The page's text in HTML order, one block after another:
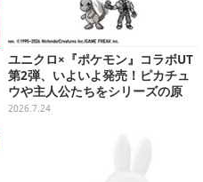
ユニクロ×『ポケモン』コラボUT
第2弾、いよいよ発売！ピカチュ
ウや主人公たちをシリーズの原
点、モノクロのゲームドットで表
2026.7.24